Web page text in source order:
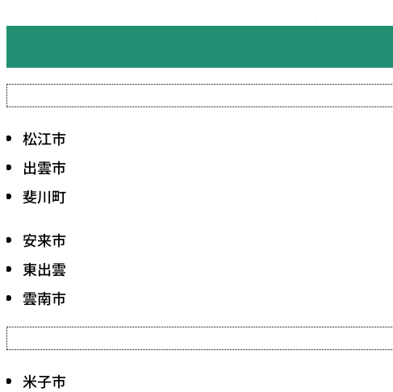
松江市
出雲市
斐川町
安来市
東出雲
雲南市
米子市